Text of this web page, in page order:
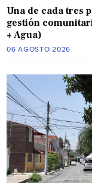
Una de cada tres
gestión
+ Agua)
06 AGOSTO 2026